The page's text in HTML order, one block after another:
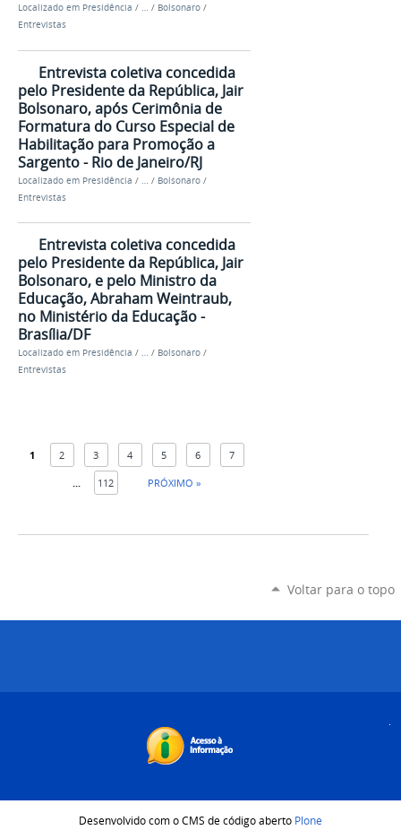
Localizado em Presidência / … / Bolsonaro /
Entrevistas
Entrevista coletiva concedida
pelo Presidente da República, Jair
Bolsonaro, após Cerimônia de
Formatura do Curso Especial de
Habilitação para Promoção a
Sargento - Rio de Janeiro/RJ
Localizado em Presidência / / Bolsonaro /
Entrevistas
Entrevista coletiva concedida
pelo Presidente da República, Jair
Bolsonaro, e pelo Ministro da
Educação, Abraham Weintraub,
no Ministério da Educação -
Brasília/DF
Localizado em Presidência / … / Bolsonaro /
Entrevistas
1 2 3 4 5 6 7
... 112 PRÓXIMO »
Voltar para o topo
Desenvolvido com o CMS de código aberto Plone